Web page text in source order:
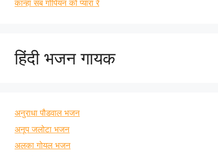
कान्हा सब गोपियन को प्यारा रे
हिंदी भजन गायक
अनुराधा पौडवाल भजन
अनूप जलोटा भजन
अलका गोयल भजन